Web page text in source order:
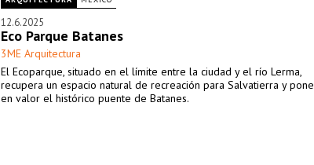
12.6.2025
Eco Parque Batanes
3ME Arquitectura
El Ecoparque, situado en el límite entre la ciudad y el río Lerma,
recupera un espacio natural de recreación para Salvatierra y pone
en valor el histórico puente de Batanes.